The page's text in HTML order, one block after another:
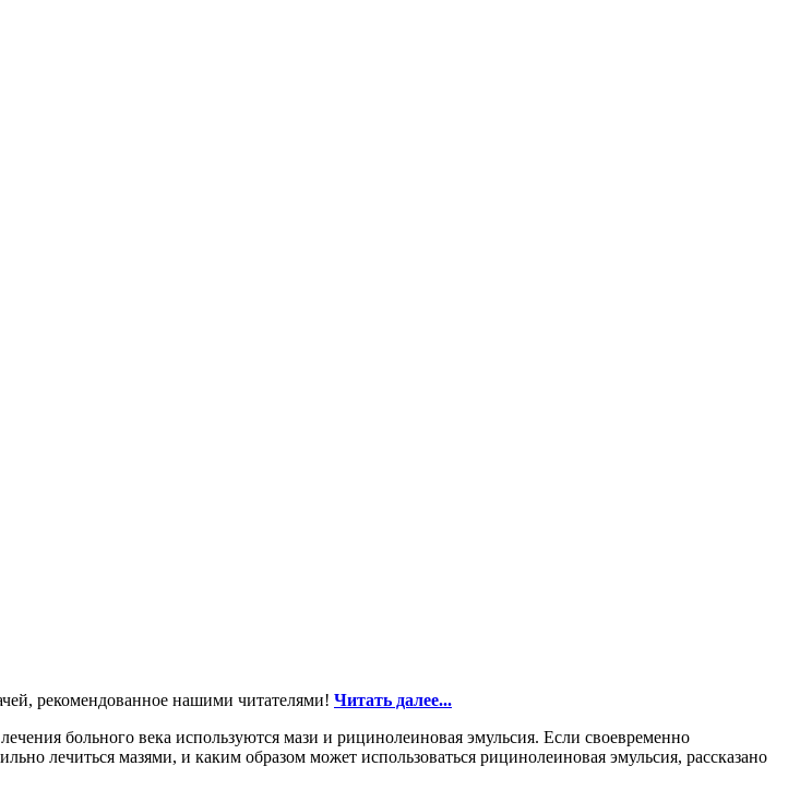
рекомендованное нашими читателями! Читать далее...
больного века используются мази и рицинолеиновая эмульсия. Если своевременно
лечиться мазями, и каким образом может использоваться рицинолеиновая эмульсия, рассказано